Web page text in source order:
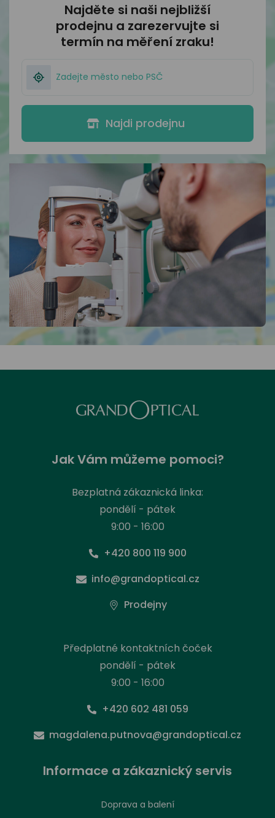
Najděte si naši nejbližší
prodejnu a zarezervujte si
termín na měření zraku!
Najdi prodejnu
Jak Vám můžeme pomoci?
Bezplatná zákaznická linka:
pondělí - pátek
9:00 - 16:00
+420 800 119 900
info@grandoptical.cz
Prodejny
Předplatné kontaktních čoček
pondělí - pátek
9:00 - 16:00
+420 602 481 059
magdalena.putnova@grandoptical.cz
Informace a zákaznický servis
Doprava a balení